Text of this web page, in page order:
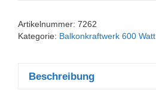
Artikelnummer: 7262
Kategorie: Balkonkraftwerk 600 Watt
Beschreibung